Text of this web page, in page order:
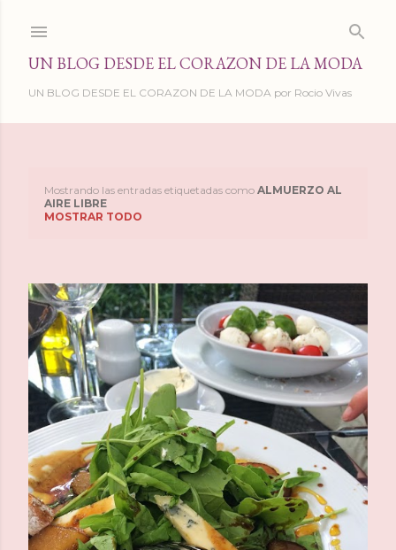
UN BLOG DESDE EL CORAZON DE LA MODA
UN BLOG DESDE EL CORAZON DE LA MODA por Rocio Vivas
t
r
a
d
a
s
Mostrando las entradas etiquetadas como ALMUERZO AL
AIRE LIBRE
MOSTRAR TODO